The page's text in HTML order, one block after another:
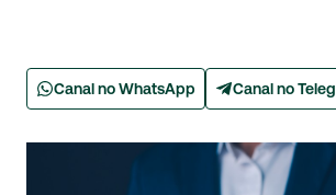
Canal no WhatsApp Canal no